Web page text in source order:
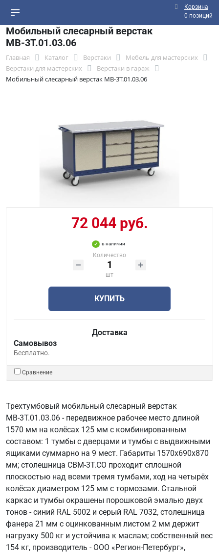
Корзина
0 позиций
Мобильный слесарный верстак
МВ-3Т.01.03.06
Главная Каталог Верстаки
Мебель для мастерских
Верстаки для мастерских
Верстаки в гараж
Мобильный слесарный верстак МВ-3Т.01.03.06
72 044 руб.
в наличии
Количество
шт
КУПИТЬ
Доставка
Самовывоз
Бесплатно.
Сравнение
Трехтумбовый мобильный слесарный верстак
МВ-3Т.01.03.06 - передвижное рабочее место длиной
1570 мм на колёсах 125 мм с комбинированным
составом: 1 тумбы с дверцами и тумбы с выдвижными
ящиками суммарно на 9 мест. Габариты 1570х690х870
мм; столешница СВМ-3Т.СО проходит сплошной
плоскостью над всеми тремя тумбами, ход на четырёх
колёсах диаметром 125 мм с тормозами. Стальной
каркас и тумбы окрашены порошковой эмалью двух
тонов - синий RAL 5002 и серый RAL 7032, столешница
фанера 21 мм с оцинкованным листом 2 мм держит
нагрузку 500 кг и устойчива к маслам; собственный вес
154 кг, производитель - ООО «Регион-Петербург»,